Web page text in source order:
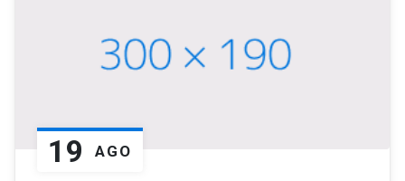
19 AGO